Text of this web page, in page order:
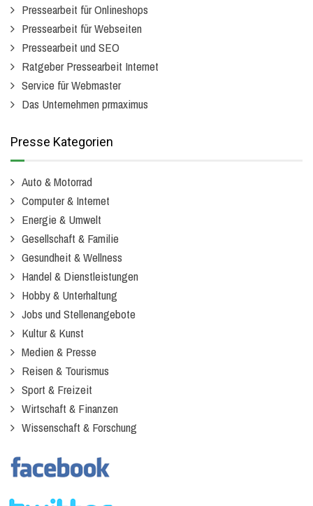
Pressearbeit für Onlineshops
Pressearbeit für Webseiten
Pressearbeit und SEO
Ratgeber Pressearbeit Internet
Service für Webmaster
Das Unternehmen prmaximus
Presse Kategorien
Auto & Motorrad
Computer & Internet
Energie & Umwelt
Gesellschaft & Familie
Gesundheit & Wellness
Handel & Dienstleistungen
Hobby & Unterhaltung
Jobs und Stellenangebote
Kultur & Kunst
Medien & Presse
Reisen & Tourismus
Sport & Freizeit
Wirtschaft & Finanzen
Wissenschaft & Forschung